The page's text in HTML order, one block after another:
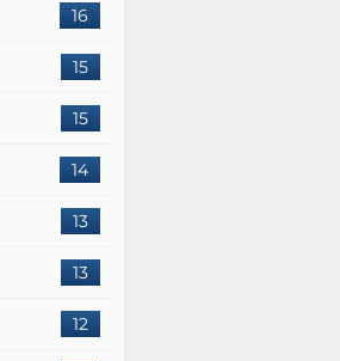
16
15
15
14
13
13
12